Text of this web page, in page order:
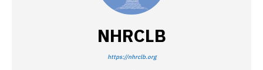
NHRCLB
https://nhrclb.org